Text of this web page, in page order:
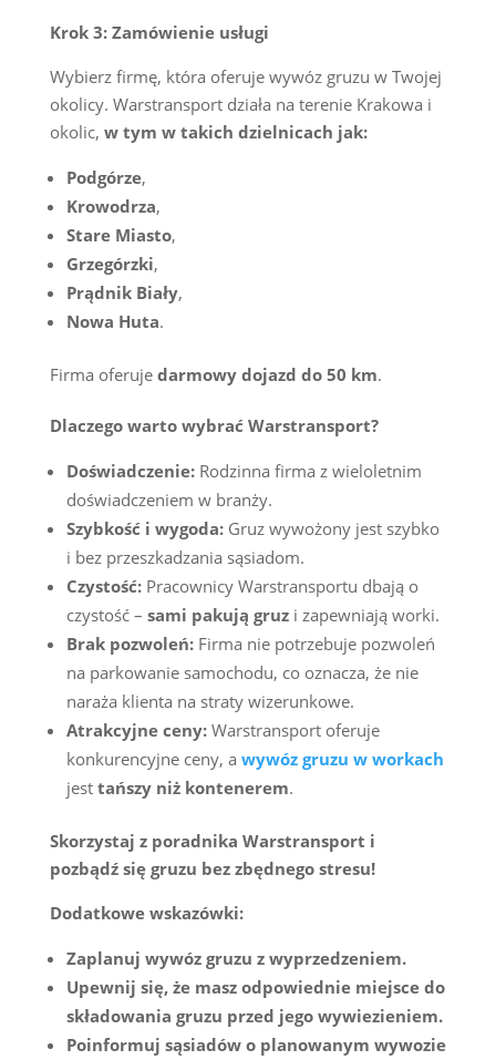
Krok 3: Zamówienie usługi
Wybierz firmę, która oferuje wywóz gruzu w Twojej
okolicy. Warstransport działa na terenie Krakowa i
okolic, w tym w takich dzielnicach jak:
Podgórze,
Krowodrza,
Stare Miasto,
Grzegórzki,
Prądnik Biały,
Nowa Huta.
Firma oferuje darmowy dojazd do 50 km.
Dlaczego warto wybrać Warstransport?
Doświadczenie:Rodzinna firma z wieloletnim
doświadczeniem w branży.
Szybkość i wygoda:Gruz wywożony jest szybko
i bez przeszkadzania sąsiadom.
Czystość:Pracownicy Warstransportu dbają o
czystość – sami pakują gruzi zapewniają worki.
Brak pozwoleń:Firma nie potrzebuje pozwoleń
na parkowanie samochodu, co oznacza, że nie
naraża klienta na straty wizerunkowe.
Atrakcyjne ceny:Warstransport oferuje
konkurencyjne ceny, a wywóz gruzu w workach
jest tańszy niż kontenerem.
Skorzystaj z poradnika Warstransport i
pozbądź się gruzu bez zbędnego stresu!
Dodatkowe wskazówki:
Zaplanuj wywóz gruzu z wyprzedzeniem.
Upewnij się, że masz odpowiednie miejsce do
składowania gruzu przed jego wywiezieniem.
Poinformuj sąsiadów o planowanym wywozie